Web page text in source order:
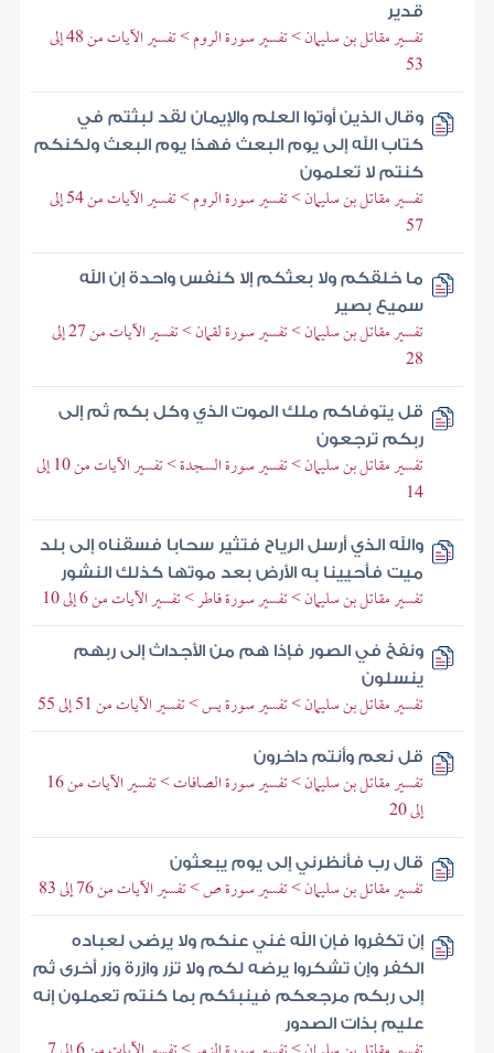
قدير
تفسير مقاتل بن سليمان > تفسير سورة الروم > تفسير الآيات من 48 إلى
53
وقال الذين أوتوا العلم والإيمان لقد لبثتم في
كتاب الله إلى يوم البعث فهذا يوم البعث ولكنكم
كنتم لا تعلمون
تفسير مقاتل بن سليمان > تفسير سورة الروم > تفسير الآيات من 54 إلى
57
ما خلقكم ولا بعثكم إلا كنفس واحدة إن الله
سميع بصير
تفسير مقاتل بن سليمان > تفسير سورة لقمان > تفسير الآيات من 27 إلى
28
قل يتوفاكم ملك الموت الذي وكل بكم ثم إلى
ربكم ترجعون
تفسير مقاتل بن سليمان > تفسير سورة السجدة > تفسير الآيات من 10 إلى
14
والله الذي أرسل الرياح فتثير سحابا فسقناه إلى بلد
ميت فأحيينا به الأرض بعد موتها كذلك النشور
تفسير مقاتل بن سليمان > تفسير سورة فاطر > تفسير الآيات من 6 إلى 10
ونفخ في الصور فإذا هم من الأجداث إلى ربهم
ينسلون
تفسير مقاتل بن سليمان > تفسير سورة يس > تفسير الآيات من 51 إلى 55
قل نعم وأنتم داخرون
تفسير مقاتل بن سليمان > تفسير سورة الصافات > تفسير الآيات من 16
إلى 20
قال رب فأنظرني إلى يوم يبعثون
تفسير مقاتل بن سليمان > تفسير سورة ص > تفسير الآيات من 76 إلى 83
إن تكفروا فإن الله غني عنكم ولا يرضى لعباده
الكفر وإن تشكروا يرضه لكم ولا تزر وازرة وزر أخرى ثم
إلى ربكم مرجعكم فينبئكم بما كنتم تعملون إنه
عليم بذات الصدور